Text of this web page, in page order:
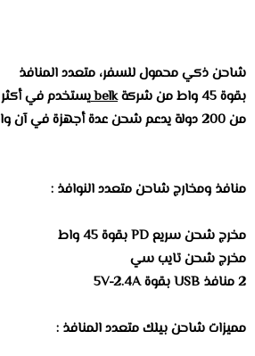
شاحن ذكي محمول للسفر، متعدد المنافذ
بقوة 45 واط من شركة
belkيستخدم في أكثر
من 200 دولة يدعم شحن عدة أجهزة في آن واحد
منافذ ومخارج شاحن متعدد النوافذ :
مخرج شحن سريع PD بقوة 45 واط
مخرج شحن تايب سي
2 منافذ USB بقوة 5V-2.4A
مميزات شاحن بيلك متعدد المنافذ :